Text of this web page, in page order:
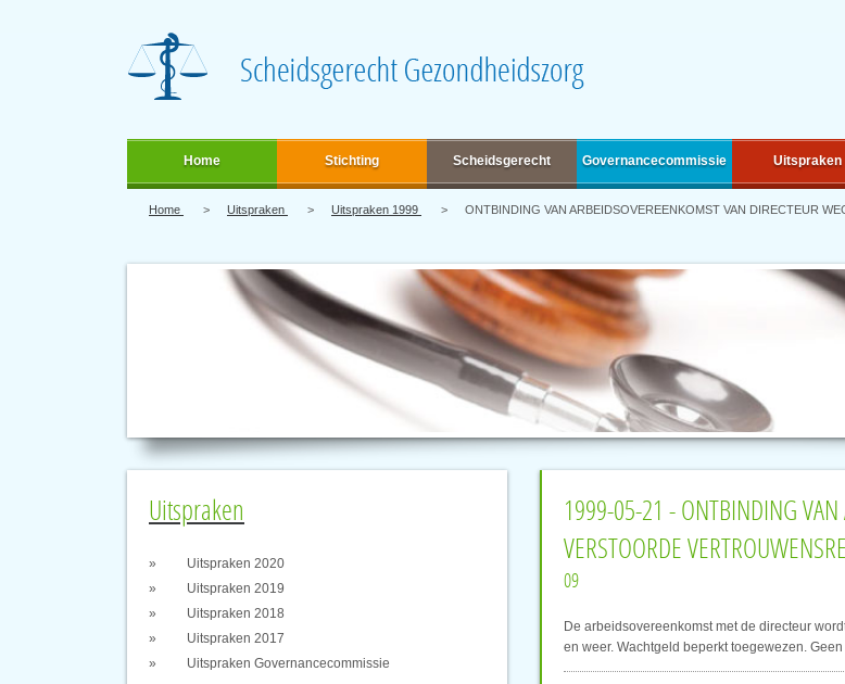
Home Stichting Scheidsgerecht Governancecommissie Uitspraken
Home Uitspraken Uitspraken 1999 ONTBINDING VAN ARBEIDSOVEREENKOMST VAN DIRECTEUR
Uitspraken
Uitspraken 2020
Uitspraken 2019
Uitspraken 2018
Uitspraken 2017
Uitspraken Governancecommissie
1999-05-21 - ONTBINDING VAN
VERSTOORDE
09
De arbeidsovereenkomst met de directeur
en weer. Wachtgeld beperkt toegewezen.